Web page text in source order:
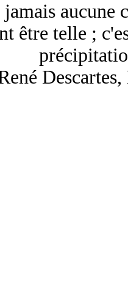
aucune
être telle ;